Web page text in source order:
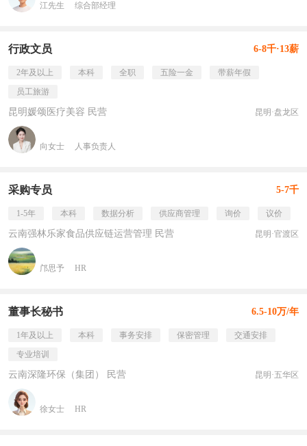
江先生 综合部经理
行政文员 6-8千·13薪
2年及以上 本科 全职 五险一金
带薪年假
员工旅游
昆明媛颂医疗美容 民营 昆明·盘龙区
向女士 人事负责人
采购专员 5-7千
1-5年 本科 数据分析 供应商管理 询价 议价
云南强林乐家食品供应链运营管理 民营 昆明·官渡区
邝思予 HR
董事长秘书 6.5-10万/年
1年及以上 本科 事务安排 保密管理
交通安排
专业培训
云南深隆环保（集团） 民营 昆明·五华区
徐女士 HR